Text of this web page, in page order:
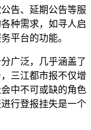
告、延期公告等服
种需求，如寻人启
平台的功能。
广泛，几乎涵盖了
三江都市报不仅增
中不可或缺的角色
行登报挂失是一个